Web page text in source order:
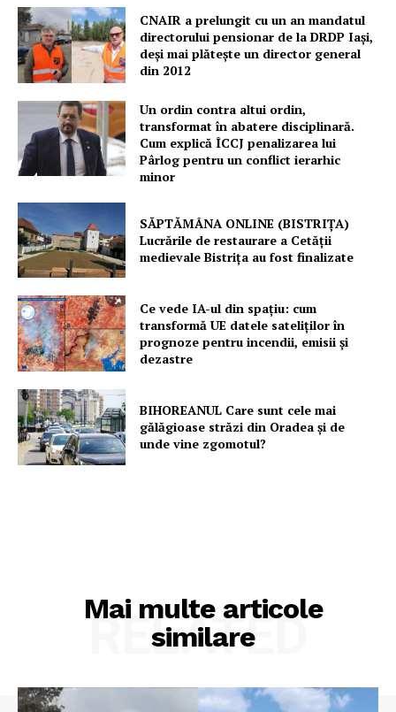
PRESShub
Despre noi / Echipa
Proiecte editoriale
Rețea
Contact
CNAIR a prelungit cu un an mandatul
directorului pensionar de la DRDP Iași,
deși mai plătește un director general
din 2012
Un ordin contra altui ordin,
transformat în abatere disciplinară.
Cum explică ÎCCJ penalizarea lui
Pârlog pentru un conflict ierarhic
minor
SĂPTĂMÂNA ONLINE (BISTRIȚA)
Lucrările de restaurare a Cetăţii
medievale Bistriţa au fost finalizate
Ce vede IA-ul din spațiu: cum
transformă UE datele sateliților în
prognoze pentru incendii, emisii și
dezastre
BIHOREANUL Care sunt cele mai
gălăgioase străzi din Oradea și de
unde vine zgomotul?
Mai multe articole
similare
RELATED